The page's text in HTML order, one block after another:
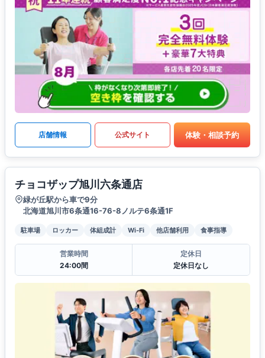
店舗情報 公式サイト 体験・相談予約
チョコザップ旭川六条通店
緑が丘駅から車で9分
北海道旭川市6条通16-76-8ノルテ6条通1F
駐車場 ロッカー 体組成計 Wi-Fi 他店舗利用 食事指導
営業時間
24:00間
定休日
定休日なし